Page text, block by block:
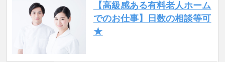
【高級感ある有料老人ホーム
でのお仕事】日数の相談等可
★